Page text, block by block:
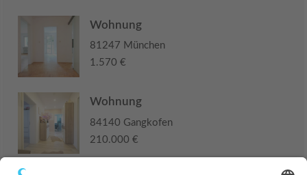
Wohnung
81247 München
1.570 €
Wohnung
84140 Gangkofen
210.000 €